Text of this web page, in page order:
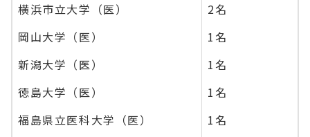
横浜市立大学（医）
2名
岡山大学（医）
1名
新潟大学（医）
1名
徳島大学（医）
1名
福島県立医科大学（医）
1名